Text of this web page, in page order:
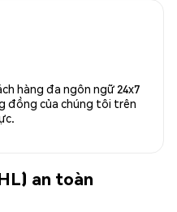
hàng đa ngôn ngữ 24x7
đồng của chúng tôi trên
an toàn